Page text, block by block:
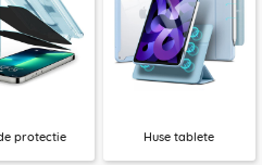
protectie Huse tablete